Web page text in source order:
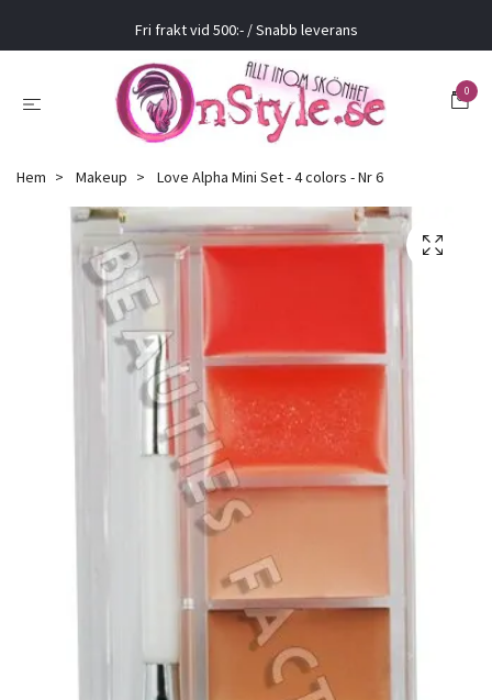
Fri frakt vid 500:- / Snabb leverans
0
Hem Makeup Love Alpha Mini Set - 4 colors - Nr 6